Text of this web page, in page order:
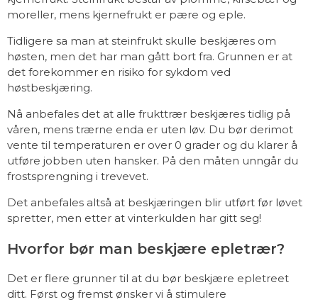
moreller, mens kjernefrukt er pære og eple.
Tidligere sa man at steinfrukt skulle beskjæres om
høsten, men det har man gått bort fra. Grunnen er at
det forekommer en risiko for sykdom ved
høstbeskjæring.
Nå anbefales det at alle frukttrær beskjæres tidlig på
våren, mens trærne enda er uten løv. Du bør derimot
vente til temperaturen er over 0 grader og du klarer å
utføre jobben uten hansker. På den måten unngår du
frostsprengning i trevevet.
Det anbefales altså at beskjæringen blir utført før løvet
spretter, men etter at vinterkulden har gitt seg!
Hvorfor bør man beskjære epletrær?
Det er flere grunner til at du bør beskjære epletreet
ditt. Først og fremst ønsker vi å stimulere